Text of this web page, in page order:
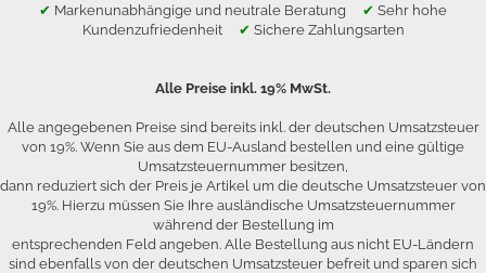
✔ Markenunabhängige und neutrale Beratung ✔ Sehr hohe
Kundenzufriedenheit ✔ Sichere Zahlungsarten
Alle Preise inkl. 19% MwSt.
Alle angegebenen Preise sind bereits inkl. der deutschen Umsatzsteuer
von 19%. Wenn Sie aus dem EU-Ausland bestellen und eine gültige
Umsatzsteuernummer besitzen,
dann reduziert sich der Preis je Artikel um die deutsche Umsatzsteuer von
19%. Hierzu müssen Sie Ihre ausländische Umsatzsteuernummer
während der Bestellung im
entsprechenden Feld angeben. Alle Bestellung aus nicht EU-Ländern
sind ebenfalls von der deutschen Umsatzsteuer befreit und sparen sich